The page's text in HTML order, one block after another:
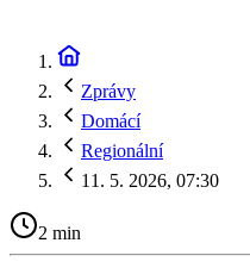
Zprávy
Domácí
Regionální
11. 5. 2026, 07:30
2 min